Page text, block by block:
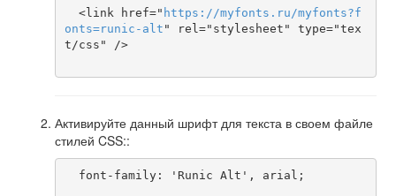
  <link href="
https ://myfonts . ru /myfonts?f
onts=runic-alt " rel="stylesheet" type="tex
t/css" />
Активируйте данный шрифт для текста в своем файле
стилей CSS::